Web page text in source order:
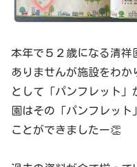
本年で５２歳になる清祥
ありませんが施設をわか
として「パンフレット」
園はその「パンフレッ
ことができましたー👏